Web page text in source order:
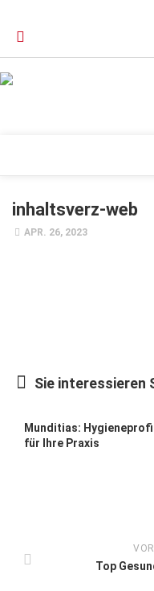
Forschung
Forum Gesundheit
inhaltsverz-web
APR. 26, 2023
Sie interessieren
Munditias:
für Ihre Praxis
Top